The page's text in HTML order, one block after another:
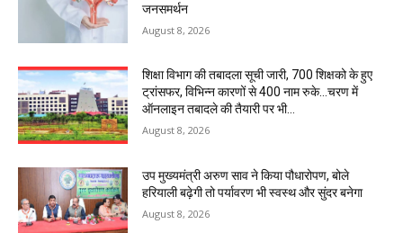
जनसमर्थन
August 8, 2026
शिक्षा विभाग की तबादला सूची जारी, 700 शिक्षको के हुए
ट्रांसफर, विभिन्न कारणों से 400 नाम रुके…चरण में
ऑनलाइन तबादले की तैयारी पर भी...
August 8, 2026
उप मुख्यमंत्री अरुण साव ने किया पौधारोपण, बोले
हरियाली बढ़ेगी तो पर्यावरण भी स्वस्थ और सुंदर बनेगा
August 8, 2026